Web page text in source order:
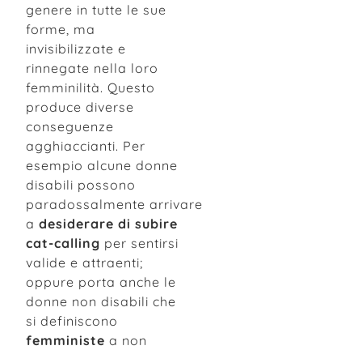
genere in tutte le sue
forme, ma
invisibilizzate e
rinnegate nella loro
femminilità. Questo
produce diverse
conseguenze
agghiaccianti. Per
esempio alcune donne
disabili possono
paradossalmente arrivare
a desiderare di subire
cat-calling per sentirsi
valide e attraenti;
oppure porta anche le
donne non disabili che
si definiscono
femministe a non